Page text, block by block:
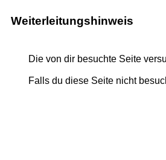
Weiterleitungshinweis
Die von dir besuchte Seite
Falls du diese Seite nicht